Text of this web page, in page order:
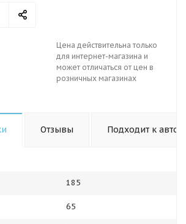
Цена действительна только
для интернет-магазина и
может отличаться от цен в
розничных магазинах
Отзывы Подходит к авто
185
65